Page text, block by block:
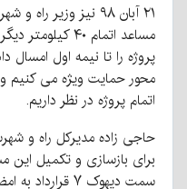
۲۱ آبان ۹۸ نیز وزیر
مساعد اتمام ۴۰
پروژه را تا نیمه اول امسال
محور حمایت ویژه می
اتمام پروژه در نظر داریم.
حاجی زاده مدیرکل راه و
برای بازسازی و تکمیل این
سمت دیهوک ۷ قرارداد به امضا رسیده است.